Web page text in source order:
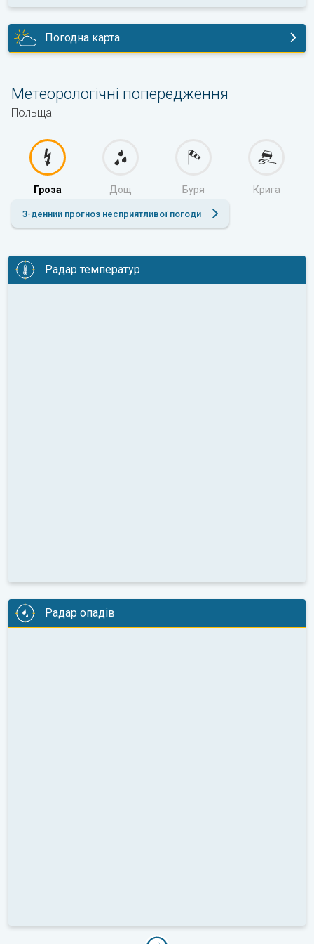
Погодна карта
Метеорологічні попередження
Польща
Гроза Дощ Буря Крига
3-денний прогноз несприятливої погоди
Радар температур
Радар опадів